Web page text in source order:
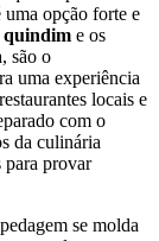
opção forte e
quindim e os
são o
uma experiência
locais e
com o
da culinária
para provar
se molda